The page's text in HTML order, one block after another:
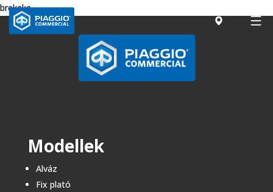
brekeke
Modellek
Alváz
Fix plató